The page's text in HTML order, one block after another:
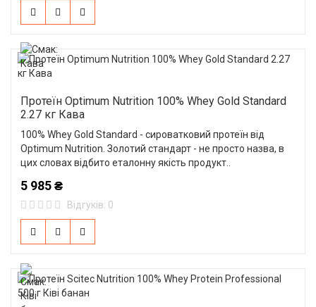
Протеїн Optimum Nutrition 100% Whey Gold Standard
2.27 кг Кава
100% Whey Gold Standard - сироватковий протеїн від
Optimum Nutrition. Золотий стандарт - не просто назва, в
цих словах відбито еталонну якість продукт..
5 985 ₴
Відгуків: 0